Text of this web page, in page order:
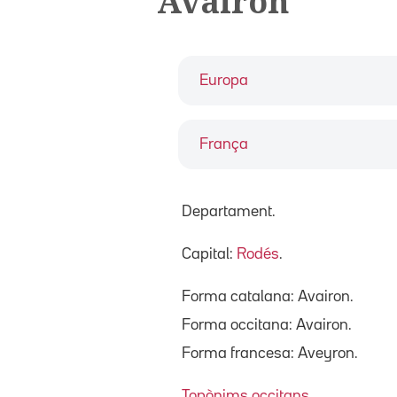
Europa
França
Departament.
Capital: Rodés.
Forma catalana: Avairon.
Forma occitana: Avairon.
Forma francesa: Aveyron.